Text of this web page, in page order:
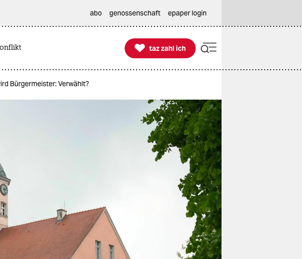
abo genossenschaft epaper login

taz zahl ich
taz zahl ich
Bürgermeister: Verwählt?